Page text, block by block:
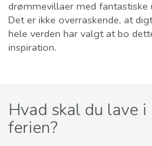
drømmevillaer med fantastiske
Det er ikke overraskende, at
hele verden har valgt at bo
inspiration.
Hvad skal du lave i
ferien?